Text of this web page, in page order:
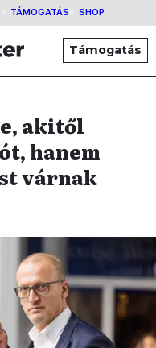
TÁMOGATÁS SHOP
Támogatás
akitől
hanem
várnak